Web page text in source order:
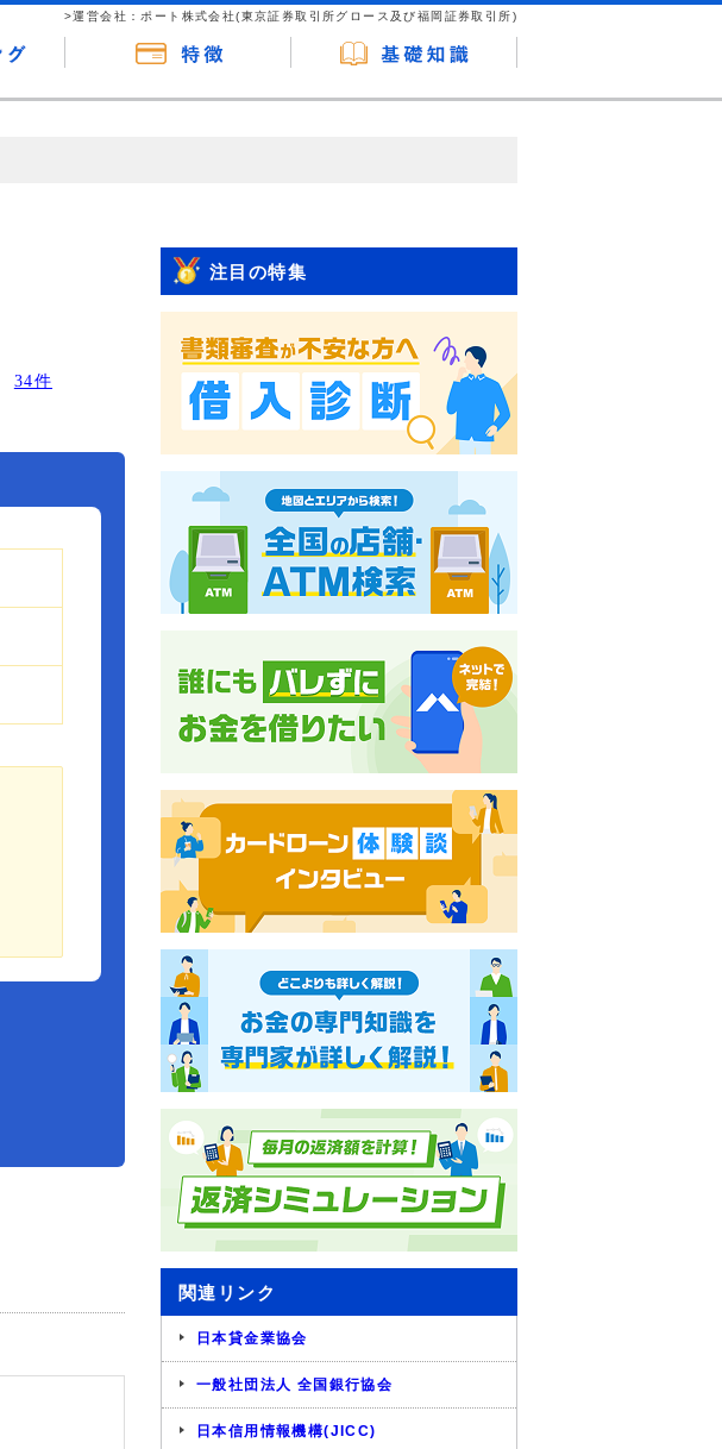
>運営会社：ポート株式会社(東京証券取引所グロース及び福岡証券取引所)
34件
注目の特集
関連リンク
日本貸金業協会
一般社団法人 全国銀行協会
日本信用情報機構(JICC)